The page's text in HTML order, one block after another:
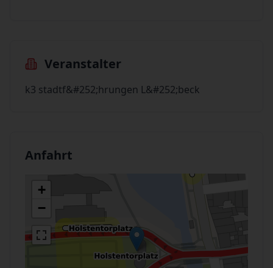
Veranstalter
k3 stadtf&#252;hrungen L&#252;beck
Anfahrt
+
−